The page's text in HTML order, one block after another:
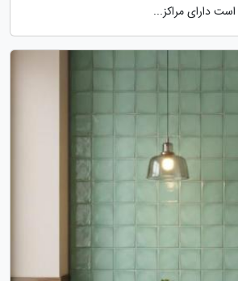
دارای مراکز...